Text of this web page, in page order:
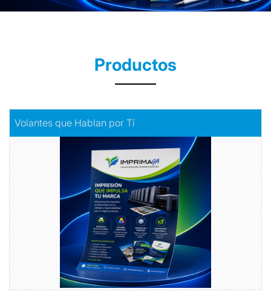
Productos
Volantes que Hablan por Tí
Volantes con Amor
Comprar
Comprar